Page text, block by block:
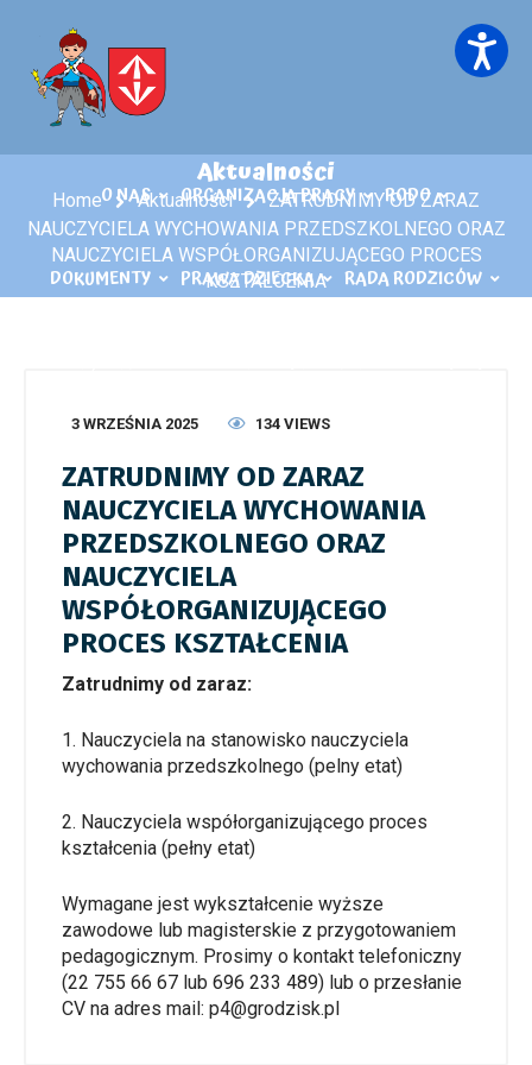
O NAS ORGANIZACJA PRACY RODO
DOKUMENTY PRAWA DZIECKA RADA RODZICÓW
Aktualności
Home Aktualności
ZATRUDNIMY OD ZARAZ
NAUCZYCIELA WYCHOWANIA PRZEDSZKOLNEGO ORAZ
NAUCZYCIELA WSPÓŁORGANIZUJĄCEGO PROCES
KSZTAŁCENIA
3 WRZEŚNIA 2025 134 VIEWS
ZATRUDNIMY OD ZARAZ
NAUCZYCIELA WYCHOWANIA
PRZEDSZKOLNEGO ORAZ
NAUCZYCIELA
WSPÓŁORGANIZUJĄCEGO
PROCES KSZTAŁCENIA
Zatrudnimy od zaraz:
1. Nauczyciela na stanowisko nauczyciela
wychowania przedszkolnego (pelny etat)
2. Nauczyciela współorganizującego proces
kształcenia (pełny etat)
Wymagane jest wykształcenie wyższe
zawodowe lub magisterskie z przygotowaniem
pedagogicznym. Prosimy o kontakt telefoniczny
(22 755 66 67 lub 696 233 489) lub o przesłanie
CV na adres mail: p4@grodzisk.pl